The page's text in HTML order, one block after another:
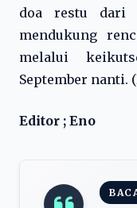
doa restu dari
mendukung
melalui
September nanti.
Editor ; Eno